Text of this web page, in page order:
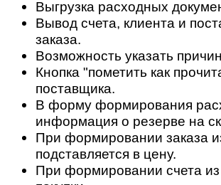
Выгрузка расходных
Вывод счета, клиента и
заказа.
Возможность указать
Кнопка "пометить как
поставщика.
В форму формирования
информация о резерве на
При формировании заказа
подставляется в цену.
При формировании счета из